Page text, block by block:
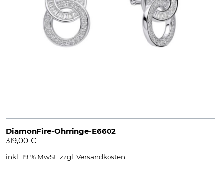
DiamonFire-Ohrringe-E6602
319,00 €
inkl. 19 % MwSt. zzgl. Versandkosten